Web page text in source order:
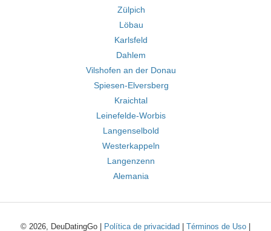
Zülpich
Löbau
Karlsfeld
Dahlem
Vilshofen an der Donau
Spiesen-Elversberg
Kraichtal
Leinefelde-Worbis
Langenselbold
Westerkappeln
Langenzenn
Alemania
© 2026, DeuDatingGo | Política de privacidad Términos de Uso